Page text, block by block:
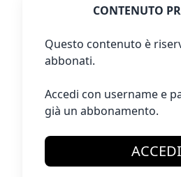
CONTENUTO
Questo contenuto è
abbonati.
Accedi con username e
già un abbonamento.
ACCEDI